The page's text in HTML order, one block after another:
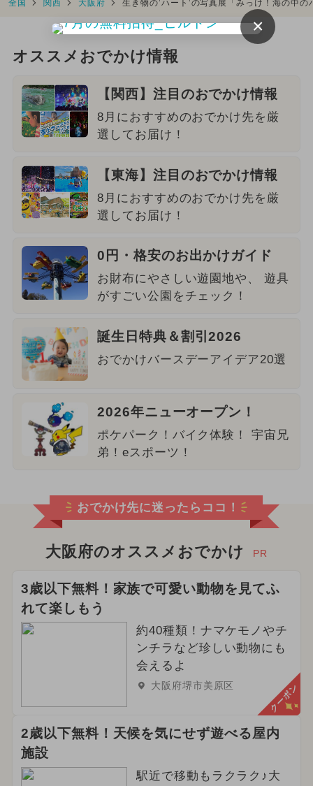
全国 関西 大阪府 生き物の’ハート’の写真展「みっけ！海の中の
オススメおでかけ情報
【関西】注目のおでかけ情報
8月におすすめのおでかけ先を厳
選してお届け！
【東海】注目のおでかけ情報
8月におすすめのおでかけ先を厳
選してお届け！
0円・格安のお出かけガイド
お財布にやさしい遊園地や、 遊具
がすごい公園をチェック！
誕生日特典＆割引2026
おでかけバースデーアイデア20選
2026年ニューオープン！
ポケパーク！バイク体験！ 宇宙兄
弟！eスポーツ！
おでかけ先に迷ったらココ！
大阪府のオススメおでかけ PR
3歳以下無料！家族で可愛い動物を見てふ
れて楽しもう
約40種類！ナマケモノやチ
ンチラなど珍しい動物にも
会えるよ
大阪府堺市美原区 クーポン
2歳以下無料！天候を気にせず遊べる屋内
施設
駅近で移動もラクラク♪大
×